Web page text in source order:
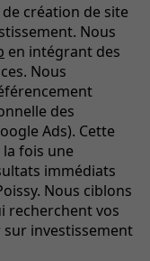
création de site
Nous
en intégrant des
Nous
des
Ads). Cette
fois une
immédiats
Nous ciblons
recherchent vos
investissement